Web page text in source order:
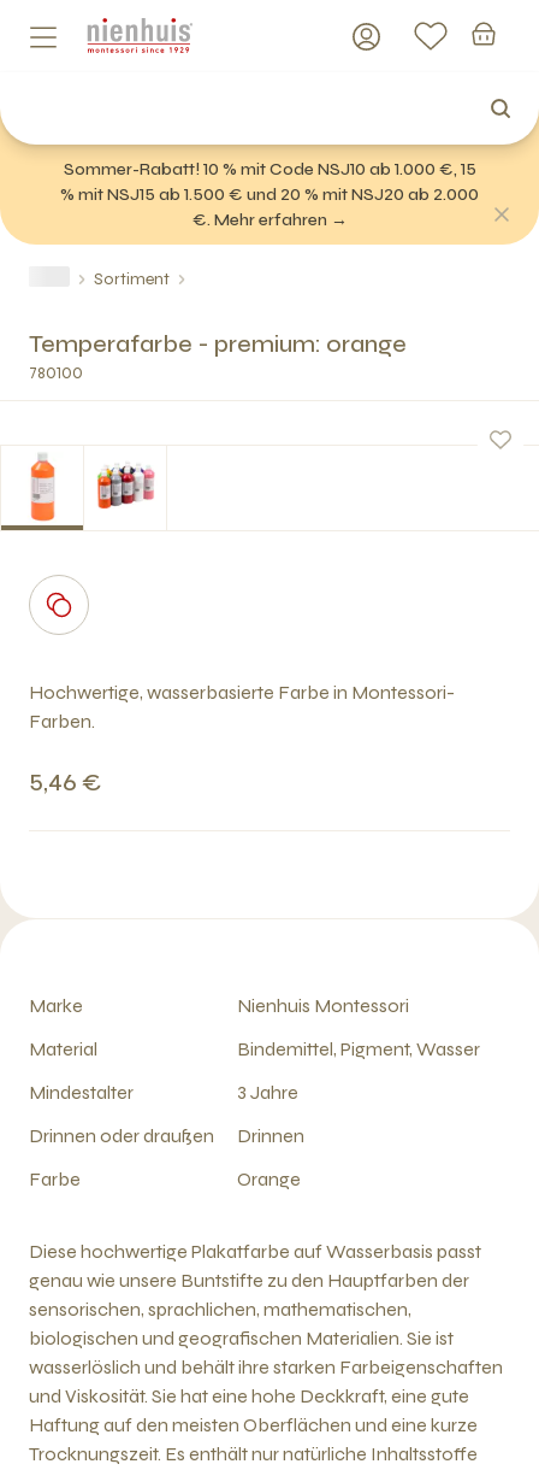
Sommer-Rabatt! 10 % mit Code NSJ10 ab 1.000 €, 15
% mit NSJ15 ab 1.500 € und 20 % mit NSJ20 ab 2.000
€. Mehr erfahren →
Sortiment
Temperafarbe - premium: orange
780100
Hochwertige, wasserbasierte Farbe in Montessori-
Farben.
5,46 €
Marke
Nienhuis Montessori
Material
Bindemittel, Pigment, Wasser
Mindestalter
3 Jahre
Drinnen oder draußen
Drinnen
Farbe
Orange
Diese hochwertige Plakatfarbe auf Wasserbasis passt
genau wie unsere Buntstifte zu den Hauptfarben der
sensorischen, sprachlichen, mathematischen,
biologischen und geografischen Materialien. Sie ist
wasserlöslich und behält ihre starken Farbeigenschaften
und Viskosität. Sie hat eine hohe Deckkraft, eine gute
Haftung auf den meisten Oberflächen und eine kurze
Trocknungszeit. Es enthält nur natürliche Inhaltsstoffe